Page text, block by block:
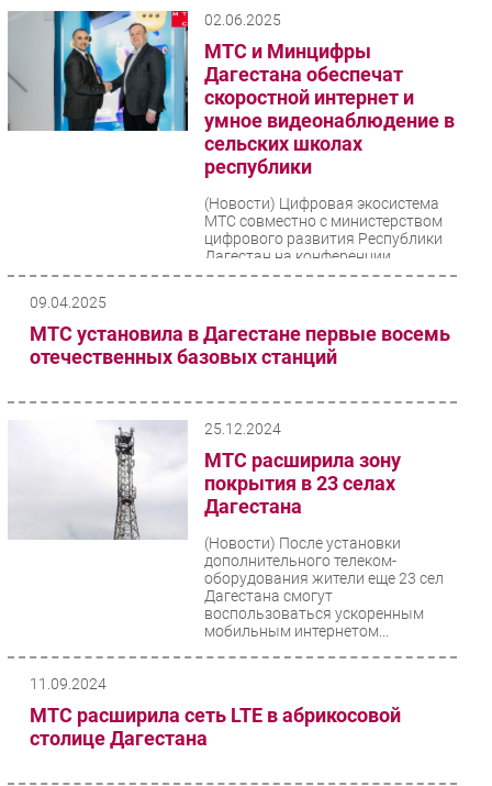
Новости
Аналитика
Интервью
Мероприятия
02.06.2025
МТС и Минцифры
Дагестана обеспечат
скоростной интернет и
умное видеонаблюдение в
сельских школах
республики
(Новости) Цифровая экосистема
МТС совместно с министерством
цифрового развития Республики
Дагестан на конференции
«Цифровая индустрия
09.04.2025
МТС установила в Дагестане первые восемь
отечественных базовых станций
25.12.2024
МТС расширила зону
покрытия в 23 селах
Дагестана
(Новости) После установки
дополнительного телеком-
оборудования жители еще 23 сел
Дагестана смогут
воспользоваться ускоренным
мобильным интернетом...
11.09.2024
МТС расширила сеть LTE в абрикосовой
столице Дагестана